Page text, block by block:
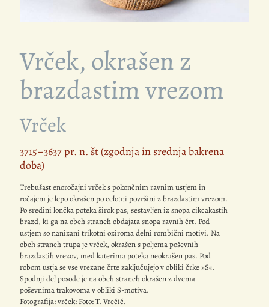
Vrček, okrašen z
brazdastim vrezom
Vrček
3715–3637 pr. n. št (zgodnja in srednja bakrena
doba)
Trebušast enoročajni vrček s pokončnim ravnim ustjem in
ročajem je lepo okrašen po celotni površini z brazdastim vrezom.
Po sredini lončka poteka širok pas, sestavljen iz snopa cikcakastih
brazd, ki ga na obeh straneh obdajata snopa ravnih črt. Pod
ustjem so nanizani trikotni oziroma delni rombični motivi. Na
obeh straneh trupa je vrček, okrašen s poljema poševnih
brazdastih vrezov, med katerima poteka neokrašen pas. Pod
robom ustja se vse vrezane črte zaključujejo v obliki črke »S«.
Spodnji del posode je na obeh straneh okrašen z dvema
poševnima trakovoma v obliki S-motiva.
Fotografija: vrček: Foto: T. Vrečič.